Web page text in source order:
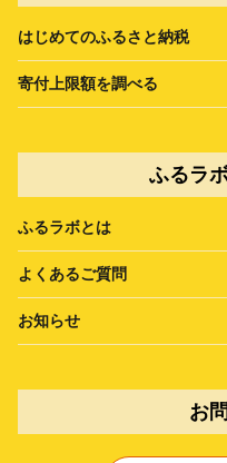
はじめてのふるさと納税
寄付上限額を調べる
ふるラ
ふるラボとは
よくあるご質問
お知らせ
お